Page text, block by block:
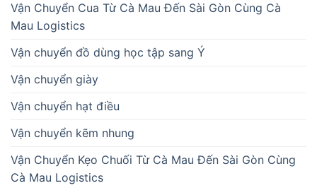
Vận Chuyển Cua Từ Cà Mau Đến Sài Gòn Cùng Cà
Mau Logistics
Vận chuyển đồ dùng học tập sang Ý
Vận chuyển giày
Vận chuyển hạt điều
Vận chuyển kẽm nhung
Vận Chuyển Kẹo Chuối Từ Cà Mau Đến Sài Gòn Cùng
Cà Mau Logistics